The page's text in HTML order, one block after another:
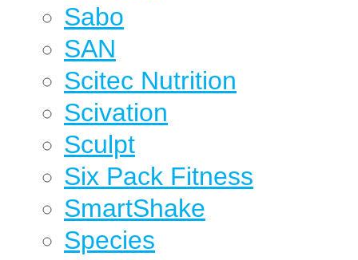
Sabo
SAN
Scitec Nutrition
Scivation
Sculpt
Six Pack Fitness
SmartShake
Species